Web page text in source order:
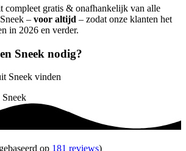
compleet gratis & onafhankelijk van alle
– voor altijd – zodat onze klanten het
in 2026 en verder.
Sneek nodig?
Sneek vinden
op 181 reviews)